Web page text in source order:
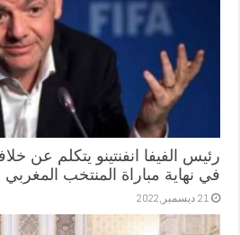
رئيس الفيفا انفنتينو يتكلم عن
في نهاية مباراة المنتخب
21 ديسمبر,2022